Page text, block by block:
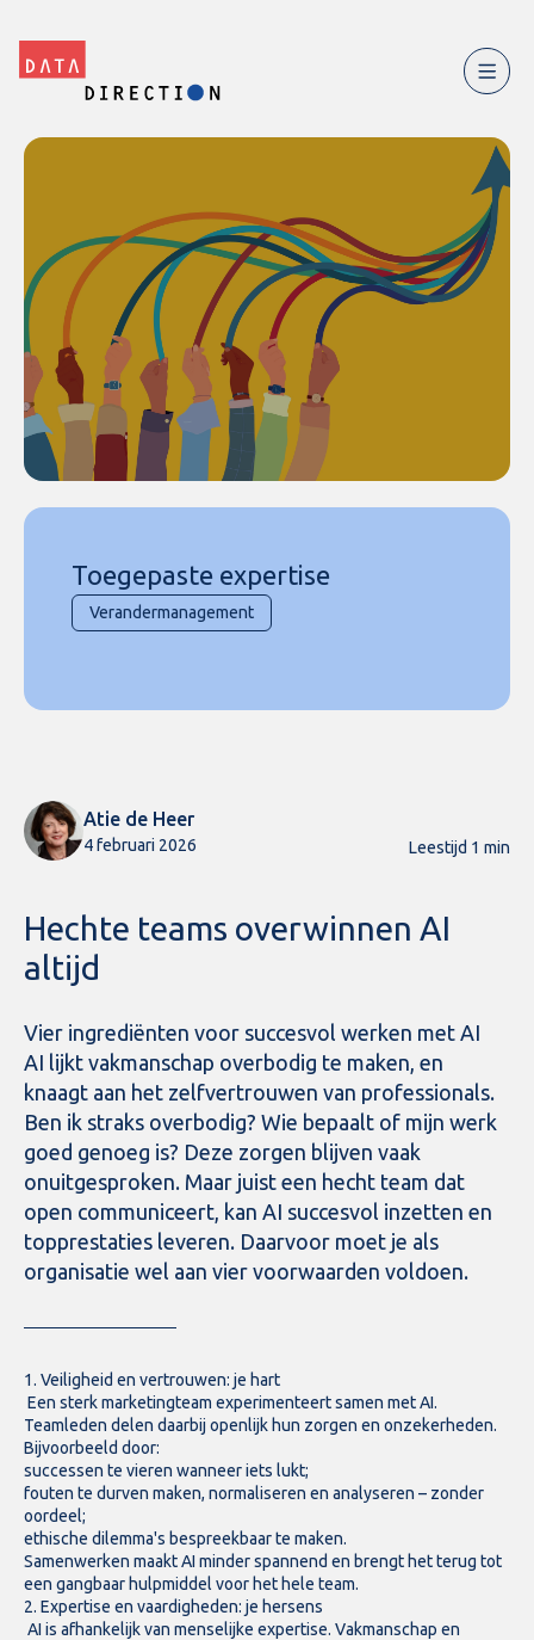
Toegepaste expertise
Verandermanagement
Atie de Heer
4 februari 2026 Leestijd 1 min
Hechte teams overwinnen AI
altijd
Vier ingrediënten voor succesvol werken met AI
AI lijkt vakmanschap overbodig te maken, en
knaagt aan het zelfvertrouwen van professionals.
Ben ik straks overbodig? Wie bepaalt of mijn werk
goed genoeg is? Deze zorgen blijven vaak
onuitgesproken. Maar juist een hecht team dat
open communiceert, kan AI succesvol inzetten en
topprestaties leveren. Daarvoor moet je als
organisatie wel aan vier voorwaarden voldoen.
1. Veiligheid en vertrouwen: je hart
Een sterk marketingteam experimenteert samen met AI.
Teamleden delen daarbij openlijk hun zorgen en onzekerheden.
Bijvoorbeeld door:
successen te vieren wanneer iets lukt;
fouten te durven maken, normaliseren en analyseren – zonder
oordeel;
ethische dilemma's bespreekbaar te maken.
Samenwerken maakt AI minder spannend en brengt het terug tot
een gangbaar hulpmiddel voor het hele team.
2. Expertise en vaardigheden: je hersens
AI is afhankelijk van menselijke expertise. Vakmanschap en